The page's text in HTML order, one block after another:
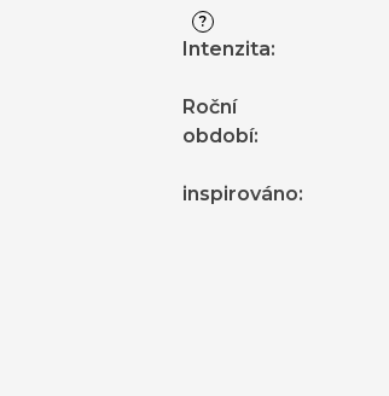
?
Intenzita:
Roční
období:
inspirováno: